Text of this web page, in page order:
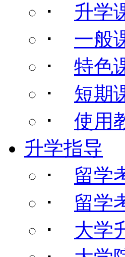
･ 升学
･ 一般
･ 特色
･ 短期
･ 使用
升学指导
･ 留学
･ 留学
･ 大学